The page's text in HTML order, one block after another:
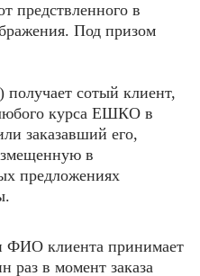
предствленного в
Под призом
) получает сотый клиент,
курса ЕШКО в
заказавший его,
в
предложениях
ФИО клиента принимает
раз в момент заказа